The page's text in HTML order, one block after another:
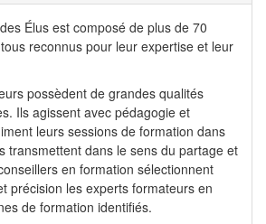
Élus est composé de plus de 70
reconnus pour leur expertise et leur
possèdent de grandes qualités
Ils agissent avec pédagogie et
leurs sessions de formation dans
transmettent dans le sens du partage et
en formation sélectionnent
précision les experts formateurs en
de formation identifiés.